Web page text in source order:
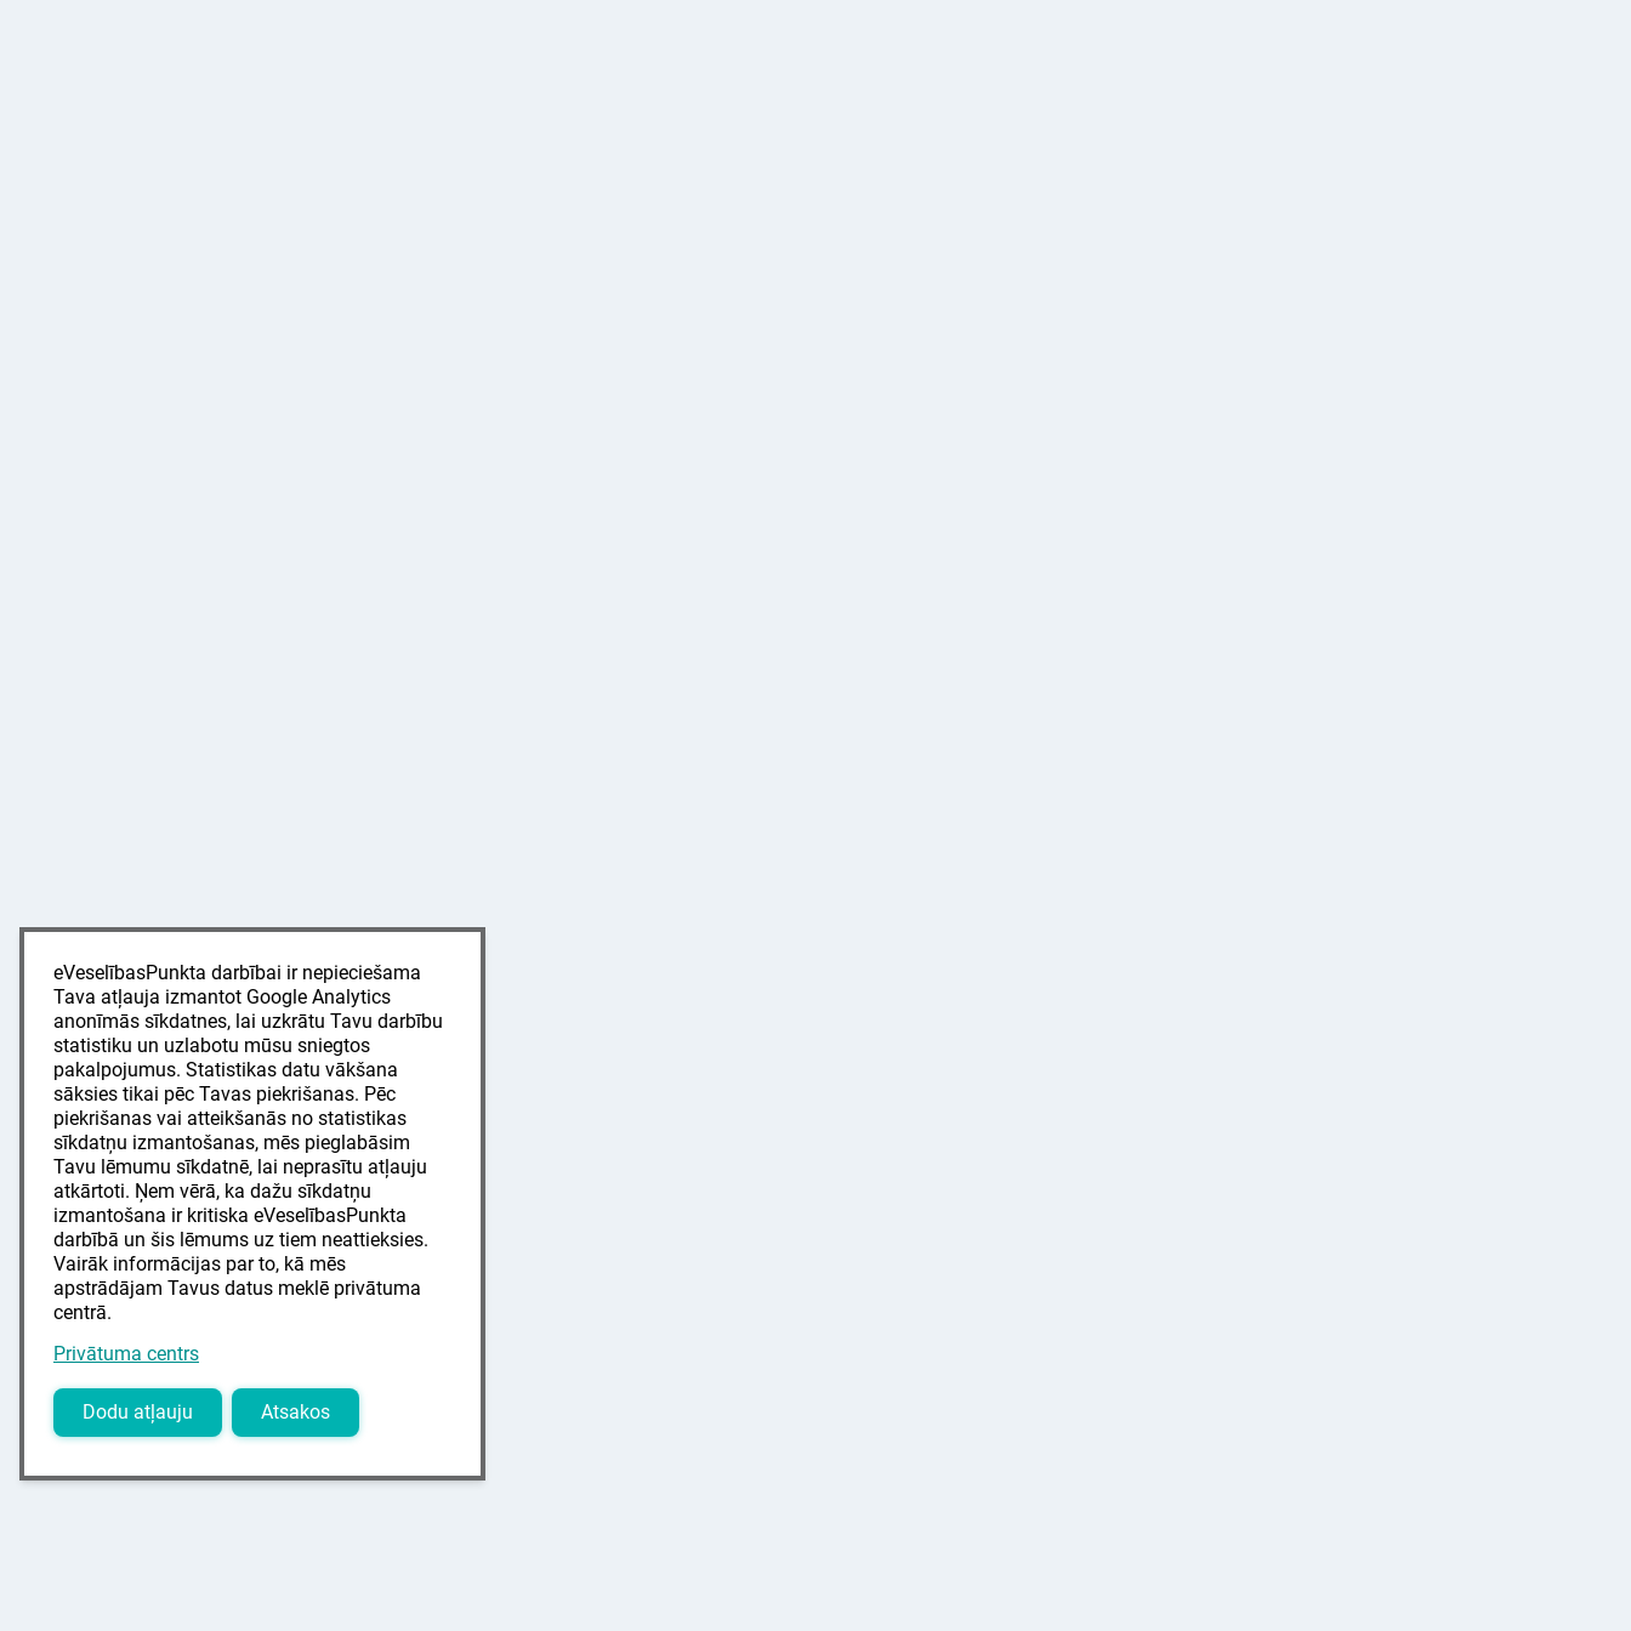
eVeselībasPunkta darbībai ir nepieciešama
Tava atļauja izmantot Google Analytics
anonīmās sīkdatnes, lai uzkrātu Tavu darbību
statistiku un uzlabotu mūsu sniegtos
pakalpojumus. Statistikas datu vākšana
sāksies tikai pēc Tavas piekrišanas. Pēc
piekrišanas vai atteikšanās no statistikas
sīkdatņu izmantošanas, mēs pieglabāsim
Tavu lēmumu sīkdatnē, lai neprasītu atļauju
atkārtoti. Ņem vērā, ka dažu sīkdatņu
izmantošana ir kritiska eVeselībasPunkta
darbībā un šis lēmums uz tiem neattieksies.
Vairāk informācijas par to, kā mēs
apstrādājam Tavus datus meklē privātuma
centrā.
Privātuma centrs
Dodu atļauju Atsakos